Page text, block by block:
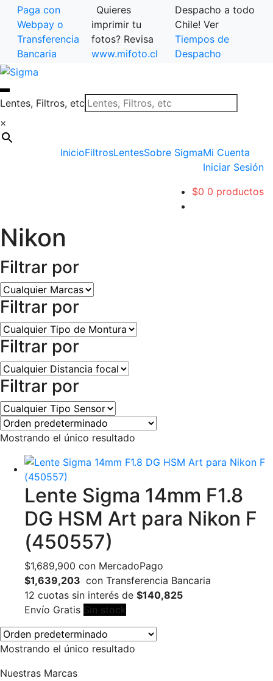
Paga con
Webpay o
Transferencia
Bancaria
Quieres
imprimir tu
fotos? Revisa
www.mifoto.cl
Despacho a todo
Chile! Ver
Tiempos de
Despacho
Ir
la
Saltar
contenido
Lentes, Filtros, etc
×
InicioFiltrosLentesSobre SigmaMi Cuenta
Iniciar Sesión
$0 0 productos
Nikon
Filtrar por
Filtrar por
Filtrar por
Filtrar por
Mostrando el único resultado
Lente Sigma 14mm F1.8
DG HSM Art para Nikon F
(450557)
$1,689,900 con MercadoPago
$1,639,203 con Transferencia Bancaria
12 cuotas sin interés de $140,825
Envío Gratis Sin stock
Mostrando el único resultado
Nuestras Marcas